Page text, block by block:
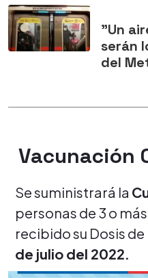
"Un
serán
del
Vacunación
Se suministrará la
personas de 3 o
recibido su Dosis
de julio del 2022.